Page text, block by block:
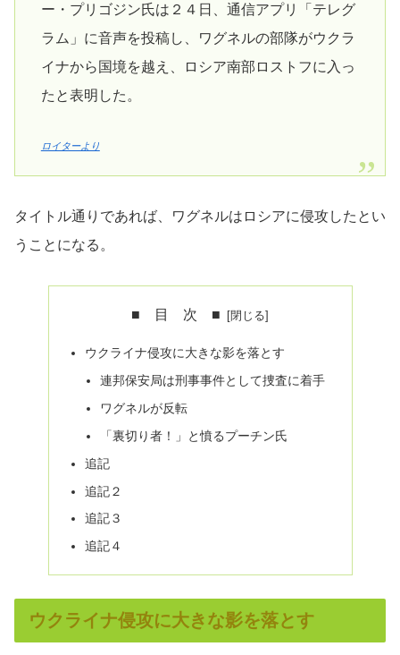
ー・プリゴジン氏は２４日、通信アプリ「テレグ
ラム」に音声を投稿し、ワグネルの部隊がウクラ
イナから国境を越え、ロシア南部ロストフに入っ
たと表明した。
ロイターより
タイトル通りであれば、ワグネルはロシアに侵攻したとい
うことになる。
■ 目 次 ■
ウクライナ侵攻に大きな影を落とす
連邦保安局は刑事事件として捜査に着手
ワグネルが反転
「裏切り者！」と憤るプーチン氏
追記
追記２
追記３
追記４
ウクライナ侵攻に大きな影を落とす